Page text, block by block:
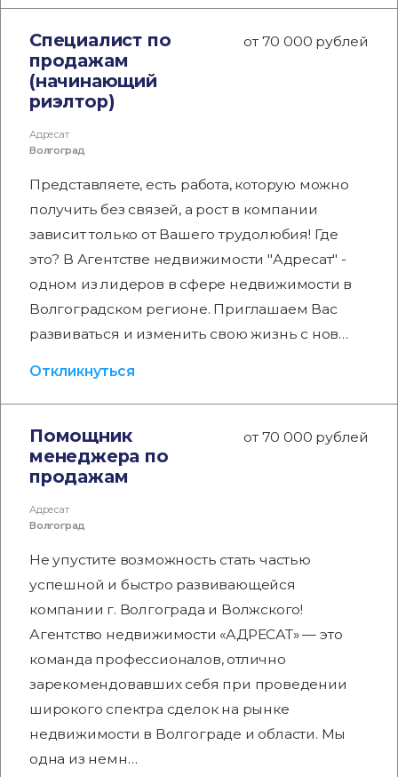
Специалист по
продажам
(начинающий
риэлтор)
от 70 000 рублей
Адресат
Волгоград
Представляете, есть работа, которую можно
получить без связей, а рост в компании
зависит только от Вашего трудолюбия! Где
это? В Агентстве недвижимости "Адресат" -
одном из лидеров в сфере недвижимости в
Волгоградском регионе. Приглашаем Вас
развиваться и изменить свою жизнь с нов…
Откликнуться
Помощник
менеджера по
продажам
от 70 000 рублей
Адресат
Волгоград
Не упустите возможность стать частью
успешной и быстро развивающейся
компании г. Волгограда и Волжского!
Агентство недвижимости «АДРЕСАТ» — это
команда профессионалов, отлично
зарекомендовавших себя при проведении
широкого спектра сделок на рынке
недвижимости в Волгограде и области. Мы
одна из немн…